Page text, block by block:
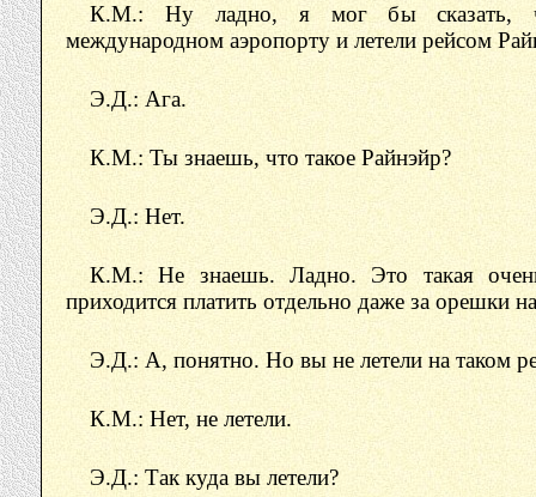
К.М.: Ну ладно, я мог бы сказать,
международном аэропорту и летели рейсом
Э.Д.: Ага.
К.М.: Ты знаешь, что такое Райнэйр?
Э.Д.: Нет.
К.М.: Не знаешь. Ладно. Это такая
приходится платить отдельно даже за орешки
Э.Д.: А, понятно. Но вы не летели на таком
К.М.: Нет, не летели.
Э.Д.: Так куда вы летели?